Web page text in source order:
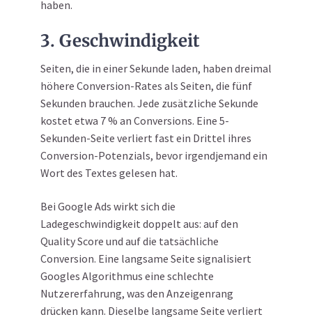
haben.
3. Geschwindigkeit
Seiten, die in einer Sekunde laden, haben dreimal
höhere Conversion-Rates als Seiten, die fünf
Sekunden brauchen. Jede zusätzliche Sekunde
kostet etwa 7 % an Conversions. Eine 5-
Sekunden-Seite verliert fast ein Drittel ihres
Conversion-Potenzials, bevor irgendjemand ein
Wort des Textes gelesen hat.
Bei Google Ads wirkt sich die
Ladegeschwindigkeit doppelt aus: auf den
Quality Score und auf die tatsächliche
Conversion. Eine langsame Seite signalisiert
Googles Algorithmus eine schlechte
Nutzererfahrung, was den Anzeigenrang
drücken kann. Dieselbe langsame Seite verliert